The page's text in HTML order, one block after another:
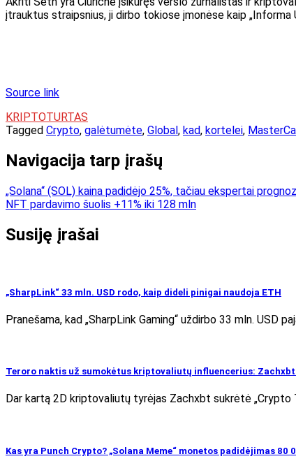
įtrauktus straipsnius, ji dirbo tokiose įmonėse kaip „Informa
Source link
KRIPTOTURTAS
Tagged Crypto, galėtumėte, Global, kad, kortelei,
Navigacija tarp įrašų
„Solana“ (SOL) kaina padidėjo 25%, tačiau ekspertai
NFT pardavimo šuolis +11% iki 128 mln
Susiję įrašai
„SharpLink“ 33 mln. USD rodo, kaip dideli pinigai naudoja ETH
Pranešama, kad „SharpLink Gaming“ uždirbo 33 mln. USD
Teroro naktis už sumokėtus kriptovaliutų influencerius:
Dar kartą 2D kriptovaliutų tyrėjas Zachxbt sukrėtė
Kas yra Punch Crypto? „Solana Meme“ monetos padidėjimas 80